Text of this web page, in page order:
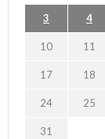
3 4
10 11
17 18
24 25
31